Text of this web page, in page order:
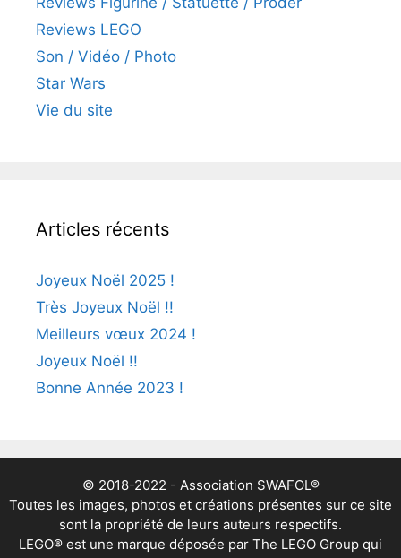
Reviews LEGO
Son / Vidéo / Photo
Star Wars
Vie du site
Articles récents
Joyeux Noël 2025 !
Très Joyeux Noël !!
Meilleurs vœux 2024 !
Joyeux Noël !!
Bonne Année 2023 !
© 2018-2022 - Association SWAFOL®
Toutes les images, photos et créations présentes sur ce site
sont la propriété de leurs auteurs respectifs.
LEGO® est une marque déposée par The LEGO Group qui